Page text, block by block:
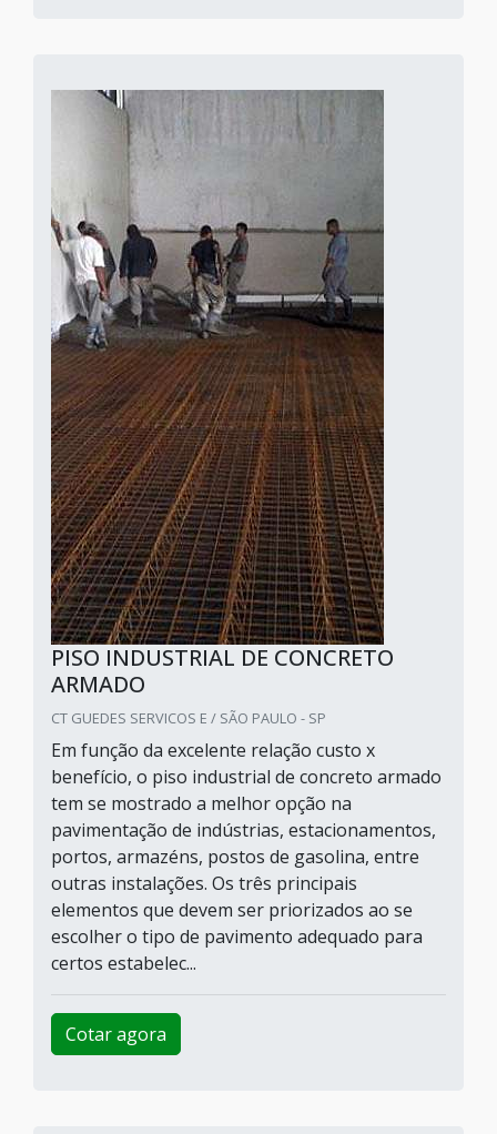
PISO INDUSTRIAL DE CONCRETO
ARMADO
CT GUEDES SERVICOS E / SÃO PAULO - SP
Em função da excelente relação custo x
benefício, o piso industrial de concreto armado
tem se mostrado a melhor opção na
pavimentação de indústrias, estacionamentos,
portos, armazéns, postos de gasolina, entre
outras instalações. Os três principais
elementos que devem ser priorizados ao se
escolher o tipo de pavimento adequado para
certos estabelec...
Cotar agora